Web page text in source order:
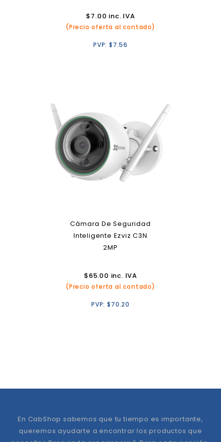
$7.00 inc. IVA
(Precio oferta al contado)
PVP: $7.56
Cámara De Seguridad
Inteligente Ezviz C3N
2MP
$65.00 inc. IVA
(Precio oferta al contado)
PVP:$70.20
En CabShop sabemos que tu tiempo es importante,
queremos ayudarte a encontrar los productos que